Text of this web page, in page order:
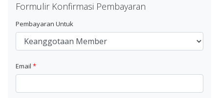
Formulir Konfirmasi Pembayaran
Pembayaran Untuk
Email *